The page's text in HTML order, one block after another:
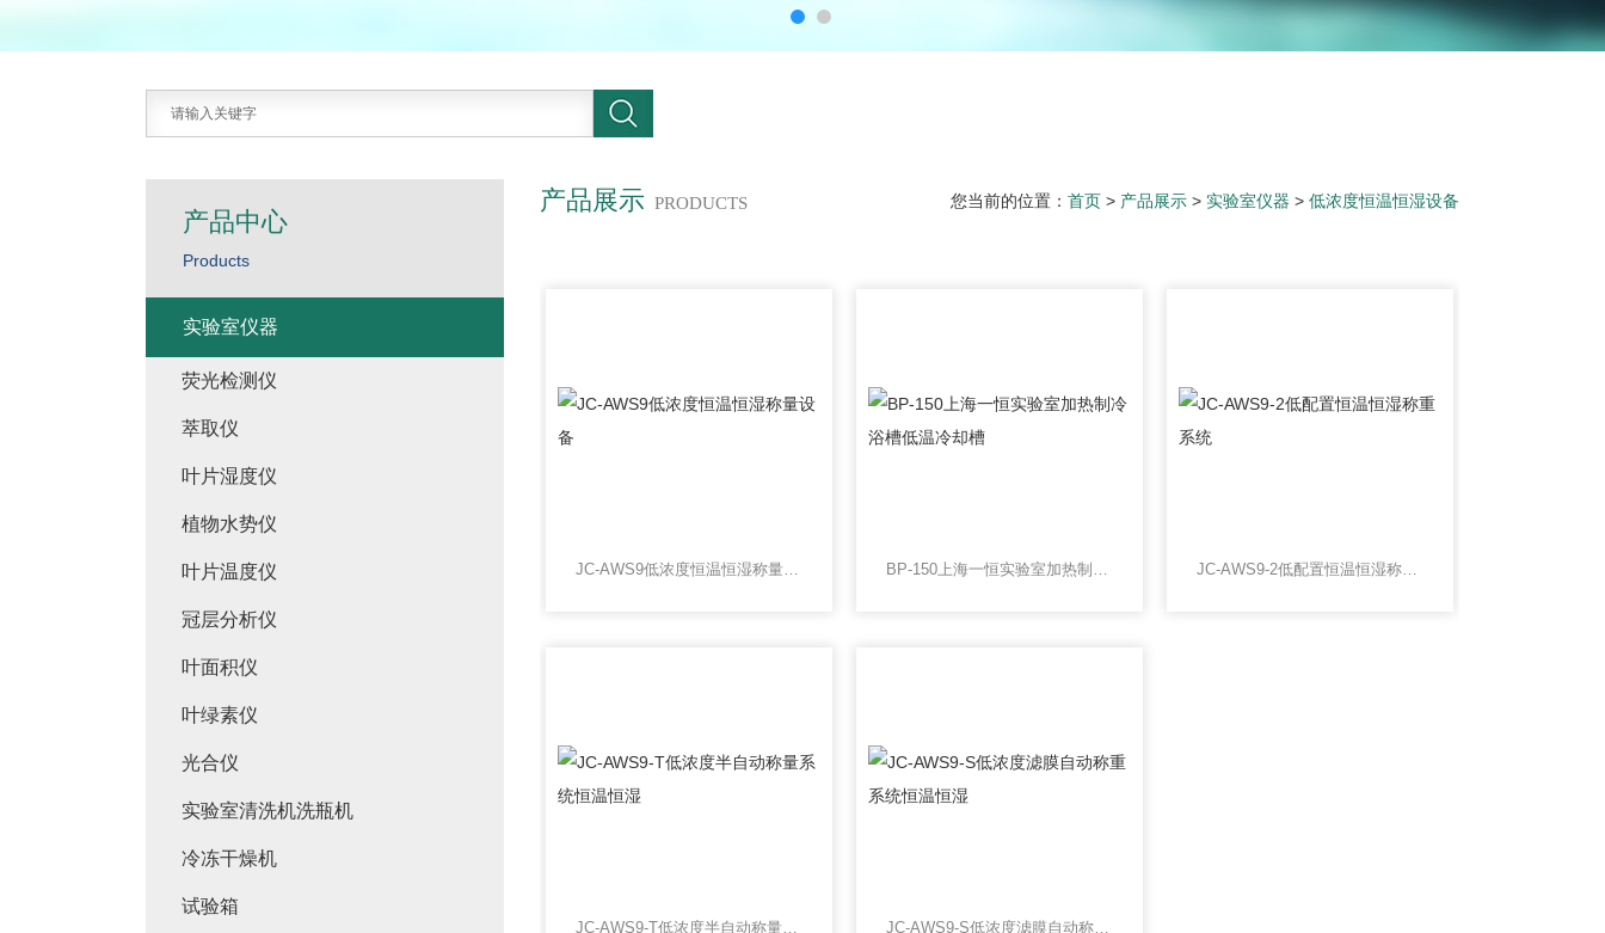
产品展示 PRODUCTS 您当前的位置： 首页 > 产品展示 > 实验室仪器 > 低浓度恒温恒湿设备
JC-AWS9低浓度恒温恒湿称量设备 BP-150上海一恒实验室加热制冷浴槽低温冷却槽 JC-AWS9-2低配置恒温恒湿称重系统
JC-AWS9-T低浓度半自动称量系统恒温恒湿 JC-AWS9-S低浓度滤膜自动称重系统恒温恒湿
产品中心
Products
实验室仪器
荧光检测仪
萃取仪
叶片湿度仪
植物水势仪
叶片温度仪
冠层分析仪
叶面积仪
叶绿素仪
光合仪
实验室清洗机洗瓶机
冷冻干燥机
试验箱